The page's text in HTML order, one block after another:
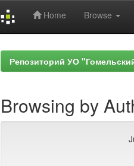
Home Browse
Репозиторий УО
Browsing by